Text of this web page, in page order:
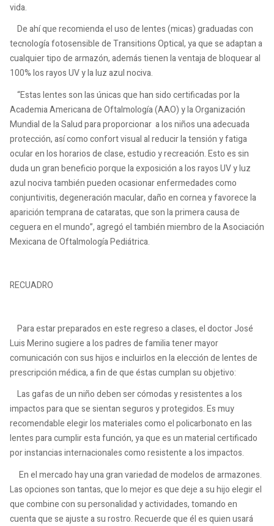
vida.
De ahí que recomienda el uso de lentes (micas) graduadas con
tecnología fotosensible de Transitions Optical, ya que se adaptan a
cualquier tipo de armazón, además tienen la ventaja de bloquear al
100% los rayos UV y la luz azul nociva.
“Estas lentes son las únicas que han sido certificadas por la
Academia Americana de Oftalmología (AAO) y la Organización
Mundial de la Salud para proporcionar a los niños una adecuada
protección, así como confort visual al reducir la tensión y fatiga
ocular en los horarios de clase, estudio y recreación. Esto es sin
duda un gran beneficio porque la exposición a los rayos UV y luz
azul nociva también pueden ocasionar enfermedades como
conjuntivitis, degeneración macular, daño en cornea y favorece la
aparición temprana de cataratas, que son la primera causa de
ceguera en el mundo”, agregó el también miembro de la Asociación
Mexicana de Oftalmología Pediátrica.
RECUADRO
Para estar preparados en este regreso a clases, el doctor José
Luis Merino sugiere a los padres de familia tener mayor
comunicación con sus hijos e incluirlos en la elección de lentes de
prescripción médica, a fin de que éstas cumplan su objetivo:
Las gafas de un niño deben ser cómodas y resistentes a los
impactos para que se sientan seguros y protegidos. Es muy
recomendable elegir los materiales como el policarbonato en las
lentes para cumplir esta función, ya que es un material certificado
por instancias internacionales como resistente a los impactos.
En el mercado hay una gran variedad de modelos de armazones.
Las opciones son tantas, que lo mejor es que deje a su hijo elegir el
que combine con su personalidad y actividades, tomando en
cuenta que se ajuste a su rostro. Recuerde que él es quien usará